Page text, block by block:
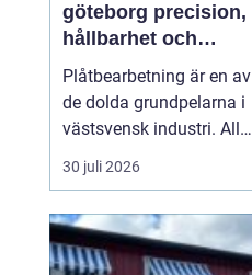
göteborg precision,
hållbarhet och
smarta lösningar
Plåtbearbetning är en av
de dolda grundpelarna i
västsvensk industri. Allt
från marina
anläggningar längs
maskiner, räcken i
offentliga miljöer och
30 juli 2026